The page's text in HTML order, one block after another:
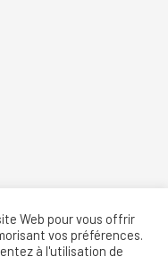
Web pour vous offrir
vos préférences.
à l'utilisation de